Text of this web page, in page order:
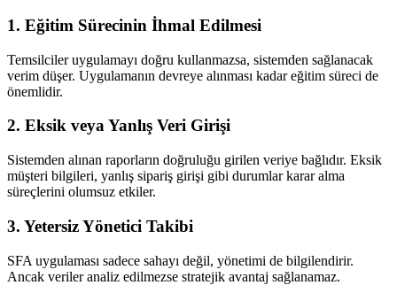
1. Eğitim Sürecinin İhmal Edilmesi
Temsilciler uygulamayı doğru kullanmazsa, sistemden sağlanacak
verim düşer. Uygulamanın devreye alınması kadar eğitim süreci de
önemlidir.
2. Eksik veya Yanlış Veri Girişi
Sistemden alınan raporların doğruluğu girilen veriye bağlıdır. Eksik
müşteri bilgileri, yanlış sipariş girişi gibi durumlar karar alma
süreçlerini olumsuz etkiler.
3. Yetersiz Yönetici Takibi
SFA uygulaması sadece sahayı değil, yönetimi de bilgilendirir.
Ancak veriler analiz edilmezse stratejik avantaj sağlanamaz.